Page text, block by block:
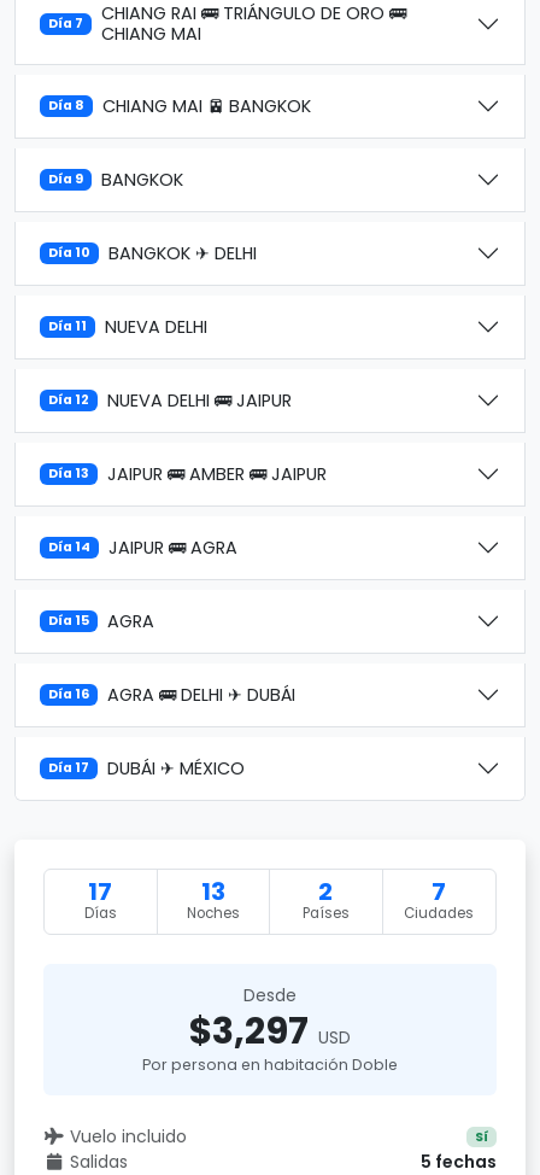
Día 7
CHIANG RAI 🚌 TRIÁNGULO DE ORO 🚌
CHIANG MAI
Día 8 CHIANG MAI 🚈 BANGKOK
Día 9 BANGKOK
Día 10 BANGKOK ✈ DELHI
Día 11 NUEVA DELHI
Día 12 NUEVA DELHI 🚌 JAIPUR
Día 13 JAIPUR 🚌 AMBER 🚌 JAIPUR
Día 14 JAIPUR 🚌 AGRA
Día 15 AGRA
Día 16 AGRA 🚌 DELHI ✈ DUBÁI
Día 17 DUBÁI ✈ MÉXICO
17
Días
13
Noches
2
Países
7
Ciudades
Desde
$3,297 USD
Por persona en habitación Doble
Vuelo incluido Sí
Salidas 5 fechas